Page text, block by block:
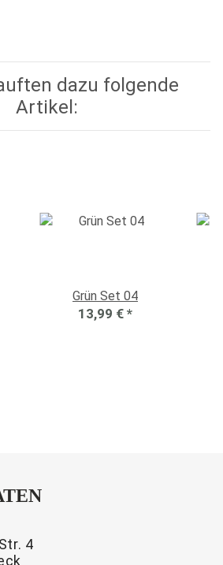
dazu folgende
Artikel:
Grün Set 04
13,99 € *
4